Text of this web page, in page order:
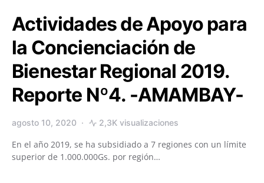
Actividades de Apoyo para
la Concienciación de
Bienestar Regional 2019.
Reporte Nº4. -AMAMBAY-
agosto 10, 2020 2,3K visualizaciones
En el año 2019, se ha subsidiado a 7 regiones con un límite
superior de 1.000.000Gs. por región…